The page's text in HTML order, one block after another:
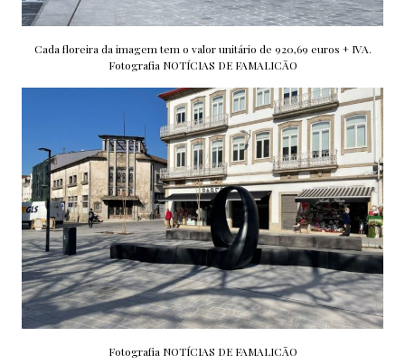
Cada floreira da imagem tem o valor unitário de 920,69 euros + IVA.
Fotografia NOTÍCIAS DE FAMALICÃO
Fotografia NOTÍCIAS DE FAMALICÃO